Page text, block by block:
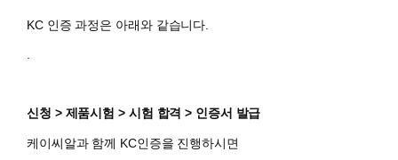
KC 인증 과정은 아래와 같습니다.
신청 > 제품시험 > 시험 합격 > 인증서 발급
케이씨알과 함께 KC인증을 진행하시면